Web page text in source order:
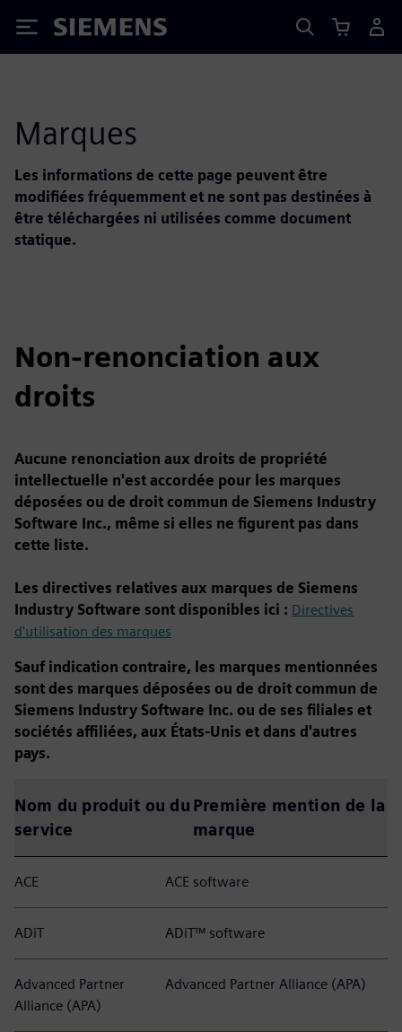
Siemens
Marques
Les informations de cette page peuvent être
modifiées fréquemment et ne sont pas destinées à
être téléchargées ni utilisées comme document
statique.
Non-renonciation aux
droits
Aucune renonciation aux droits de propriété
intellectuelle n'est accordée pour les marques
déposées ou de droit commun de Siemens Industry
Software Inc., même si elles ne figurent pas dans
cette liste.
Les directives relatives aux marques de Siemens
Industry Software sont disponibles ici : Directives
d'utilisation des marques
Sauf indication contraire, les marques mentionnées
sont des marques déposées ou de droit commun de
Siemens Industry Software Inc. ou de ses filiales et
sociétés affiliées, aux États-Unis et dans d'autres
pays.
Nom du produit ou du
service
Première mention de la
marque
ACE ACE software
ADiT ADiT™ software
Advanced Partner
Alliance (APA)
Advanced Partner Alliance (APA)